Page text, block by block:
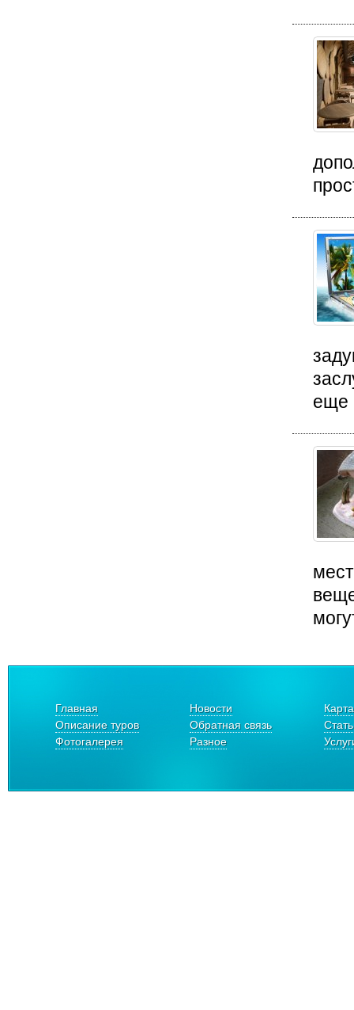
еще
Главная Новости
Описание туров
Обратная связь
Фотогалерея
Разное